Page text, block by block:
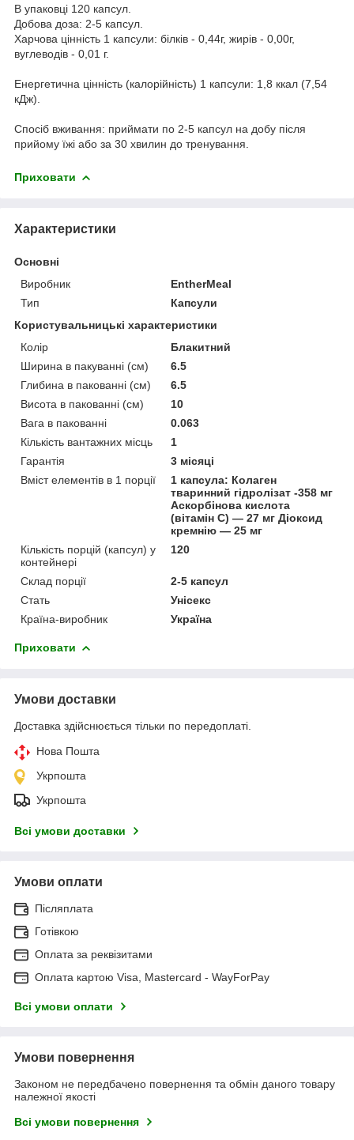
В упаковці 120 капсул.
Добова доза: 2-5 капсул.
Харчова цінність 1 капсули: білків - 0,44г, жирів - 0,00г,
вуглеводів - 0,01 г.
Енергетична цінність (калорійність) 1 капсули: 1,8 ккал (7,54
кДж).
Спосіб вживання: приймати по 2-5 капсул на добу після
прийому їжі або за 30 хвилин до тренування.
Приховати
Характеристики
Основні
Виробник
EntherMeal
Тип
Капсули
Користувальницькі характеристики
Колір
Блакитний
Ширина в пакуванні (см)
6.5
Глибина в пакованні (см)
6.5
Висота в пакованні (см)
10
Вага в пакованні
0.063
Кількість вантажних місць
1
Гарантія
3 місяці
Вміст елементів в 1 порції
1 капсула: Колаген
тваринний гідролізат -358 мг
Аскорбінова кислота
(вітамін С) — 27 мг Діоксид
кремнію — 25 мг
Кількість порцій (капсул) у
контейнері
120
Склад порції
2-5 капсул
Стать
Унісекс
Країна-виробник
Україна
Приховати
Умови доставки
Доставка здійснюється тільки по передоплаті.
Нова Пошта
Укрпошта
Укрпошта
Всі умови доставки
Умови оплати
Післяплата
Готівкою
Оплата за реквізитами
Оплата картою Visa, Mastercard - WayForPay
Всі умови оплати
Умови повернення
Законом не передбачено повернення та обмін даного товару
належної якості
Всі умови повернення